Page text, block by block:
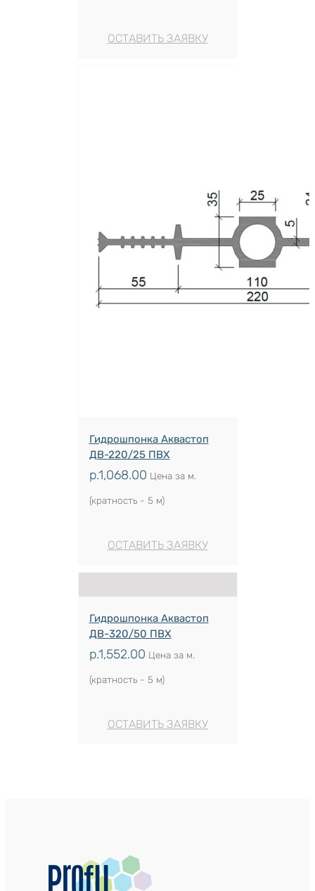
ОСТАВИТЬ ЗАЯВКУ
Гидрошпонка Аквастоп
ДВ-220/25 ПВХ
р.1,068.00 Цена за м.
(кратность - 5 м)
ОСТАВИТЬ ЗАЯВКУ
Гидрошпонка Аквастоп
ДВ-320/50 ПВХ
р.1,552.00 Цена за м.
(кратность - 5 м)
ОСТАВИТЬ ЗАЯВКУ